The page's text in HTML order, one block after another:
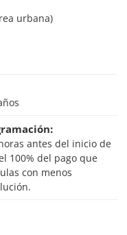
urbana)
100% del pago que
con menos